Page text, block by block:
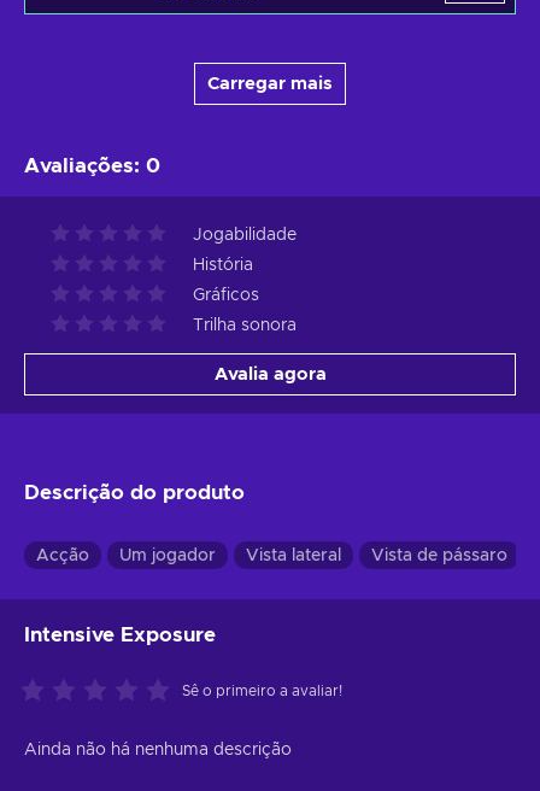
Carregar mais
Avaliações: 0
Jogabilidade
História
Gráficos
Trilha sonora
Avalia agora
Descrição do produto
Acção Um jogador Vista lateral Vista de pássaro
Intensive Exposure
Sê o primeiro a avaliar!
Ainda não há nenhuma descrição